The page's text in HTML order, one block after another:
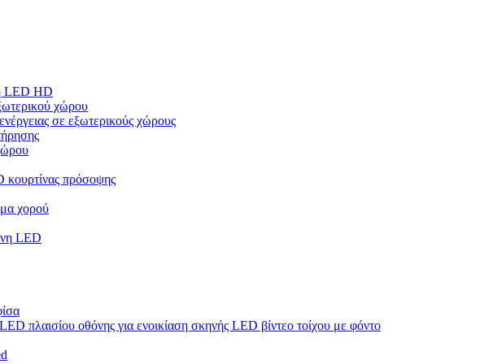
LED HD
χώρου
σε εξωτερικούς χώρους
πρόσοψης
χορού
LED
πλαισίου οθόνης για ενοικίαση σκηνής LED βίντεο τοίχου με φόντο